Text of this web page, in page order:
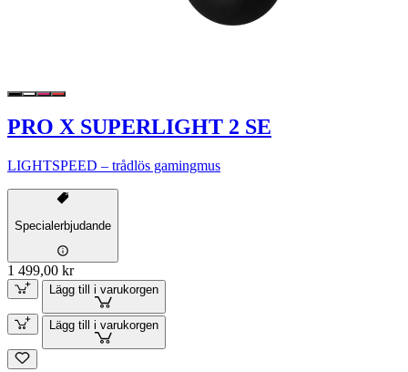
PRO X SUPERLIGHT 2 SE
LIGHTSPEED – trådlös gamingmus
Specialerbjudande
1 499,00 kr
Lägg till i varukorgen
Lägg till i varukorgen